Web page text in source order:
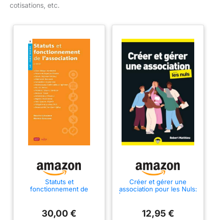
cotisations, etc.
Statuts et
fonctionnement de
30,00 €
Créer et gérer une
association pour les Nuls:
| statuts, entraide, gestion
bénévolat
12,95 €